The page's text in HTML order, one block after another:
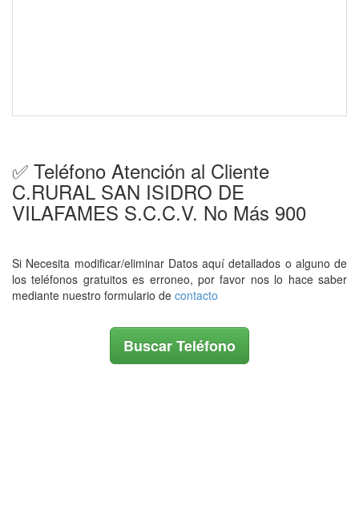
✅ Teléfono Atención al Cliente
C.RURAL SAN ISIDRO DE
VILAFAMES S.C.C.V. No Más 900
Si Necesita modificar/eliminar Datos aquí detallados o alguno de
los teléfonos gratuitos es erroneo, por favor nos lo hace saber
mediante nuestro formulario de contacto
Buscar Teléfono